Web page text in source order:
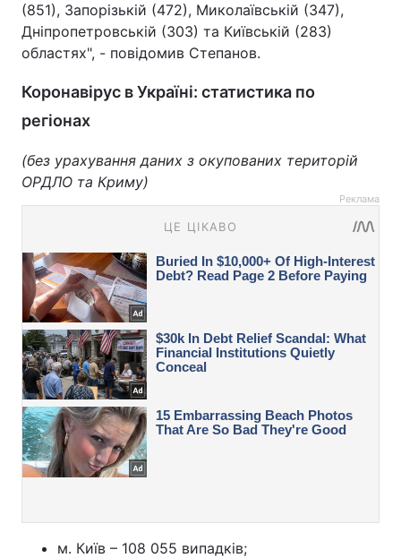
(851), Запорізькій (472), Миколаївській (347),
Дніпропетровській (303) та Київській (283)
областях", - повідомив Степанов.
Коронавірус в Україні: статистика по
регіонах
(без урахування даних з окупованих територій
ОРДЛО та Криму)
Реклама
м. Київ – 108 055 випадків;